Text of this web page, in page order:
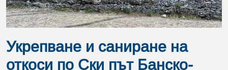
Укрепване и саниране на
откоси по Ски път Банско-